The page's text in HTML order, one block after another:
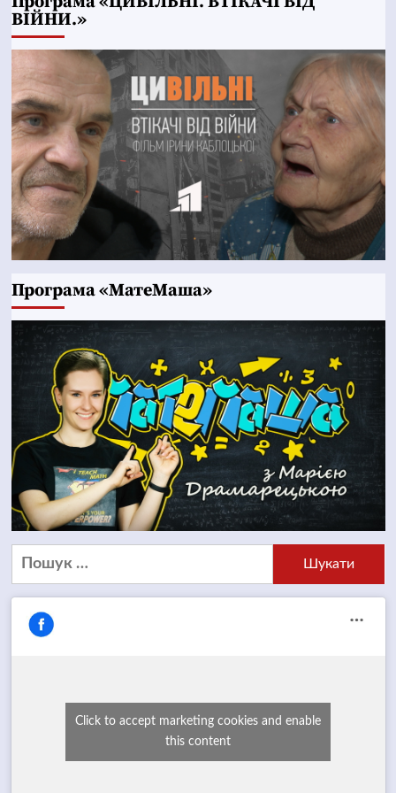
ВІЙНИ.»
Програма «МатеМаша»
Пошук:
Click to accept marketing cookies and enable
this content